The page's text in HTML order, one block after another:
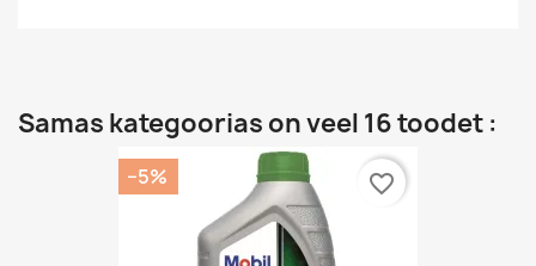
Samas kategoorias on veel 16 toodet :
−5% favorite_border